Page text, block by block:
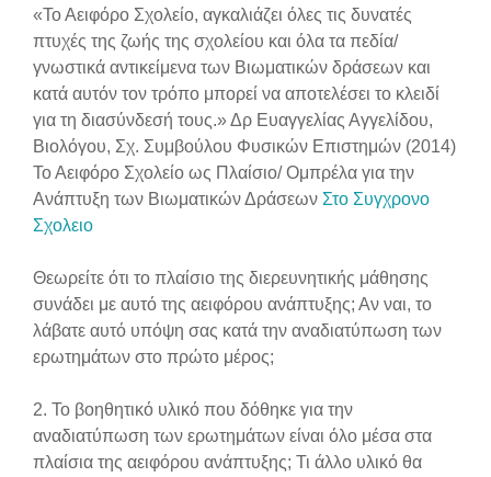
«Το Αειφόρο Σχολείο, αγκαλιάζει όλες τις δυνατές
πτυχές της ζωής της σχολείου και όλα τα πεδία/
γνωστικά αντικείμενα των Βιωματικών δράσεων και
κατά αυτόν τον τρόπο μπορεί να αποτελέσει το κλειδί
για τη διασύνδεσή τους.» Δρ Ευαγγελίας Αγγελίδου,
Βιολόγου, Σχ. Συμβούλου Φυσικών Επιστημών (2014)
Το Αειφόρο Σχολείο ως Πλαίσιο/ Ομπρέλα για την
Ανάπτυξη των Βιωματικών Δράσεων Στο Συγχρονο
Σχολειο
Θεωρείτε ότι το πλαίσιο της διερευνητικής μάθησης
συνάδει με αυτό της αειφόρου ανάπτυξης; Αν ναι, το
λάβατε αυτό υπόψη σας κατά την αναδιατύπωση των
ερωτημάτων στο πρώτο μέρος;
2. Το βοηθητικό υλικό που δόθηκε για την
αναδιατύπωση των ερωτημάτων είναι όλο μέσα στα
πλαίσια της αειφόρου ανάπτυξης; Τι άλλο υλικό θα